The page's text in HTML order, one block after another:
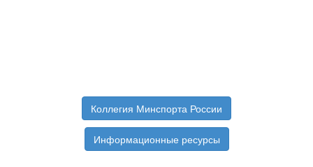
Коллегия Минспорта России
Информационные ресурсы